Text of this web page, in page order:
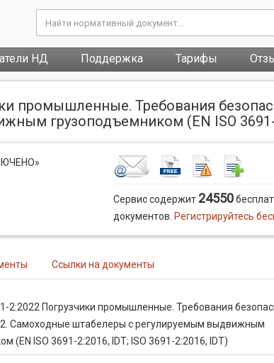
НД Поддержка Тарифы
промышленные. Требования
грузоподъемником (EN ISO 3691-
Сервис содержит 24550
документов. Регистрируйтесь
Ссылки на документы
2:2022 Погрузчики промышленные. Требования
2. Самоходные штабелеры с регулируемым выдвижным
(EN ISO 3691-2:2016, IDT; ISO 3691-2:2016, IDT)